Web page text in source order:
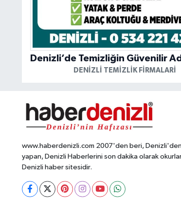
DENIZLI TEMIZLIK FIRMALARI
www.haberdenizli.com 2007'den beri,
yapan, Denizli Haberlerini son dakika olarak
Denizli haber sitesidir.